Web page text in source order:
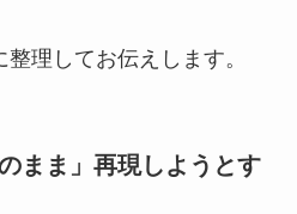
理してお伝えします。
まま」再現しようとす